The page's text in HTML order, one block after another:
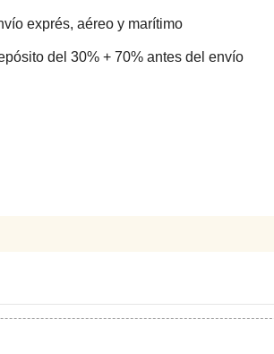
exprés, aéreo y marítimo
del 30% + 70% antes del envío